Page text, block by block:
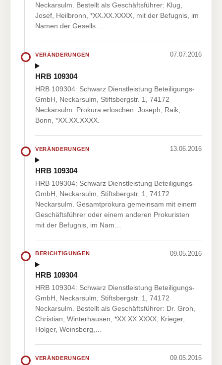
Neckarsulm. Bestellt als Geschäftsführer: Klug,
Josef, Heilbronn, *XX.XX.XXXX, mit der Befugnis, im
Namen der Gesells…
VERÄNDERUNGEN 07.07.2016
HRB 109304
HRB 109304: Schwarz Dienstleistung Beteiligungs-
GmbH, Neckarsulm, Stiftsbergstr. 1, 74172
Neckarsulm. Prokura erloschen: Joseph, Raik,
Bonn, *XX.XX.XXXX.
VERÄNDERUNGEN 13.06.2016
HRB 109304
HRB 109304: Schwarz Dienstleistung Beteiligungs-
GmbH, Neckarsulm, Stiftsbergstr. 1, 74172
Neckarsulm. Gesamtprokura gemeinsam mit einem
Geschäftsführer oder einem anderen Prokuristen
mit der Befugnis, im Nam…
BERICHTIGUNGEN 09.05.2016
HRB 109304
HRB 109304: Schwarz Dienstleistung Beteiligungs-
GmbH, Neckarsulm, Stiftsbergstr. 1, 74172
Neckarsulm. Bestellt als Geschäftsführer: Dr. Groh,
Christian, Winterhausen, *XX.XX.XXXX; Krieger,
Holger, Weinsberg,…
VERÄNDERUNGEN 09.05.2016